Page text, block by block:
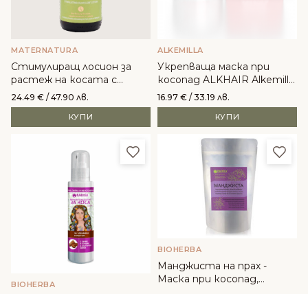
MATERNATURA
Стимулиращ лосион за
растеж на косата с
маслинови листа -
MaterNatura
24.49 € / 47.90 лв.
КУПИ
ALKEMILLA
Укрепваща маска при
косопад ALKHAIR Alkemilla
Eco Bio Cosmetic
16.97 € / 33.19 лв.
КУПИ
Добави в любими
BIOHERBA
BIOHERBA
Манджиста на прах -
Маска при косопад,